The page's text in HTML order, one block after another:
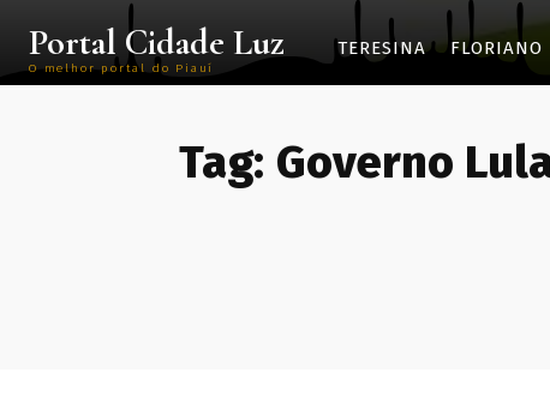
Portal Cidade Luz
O melhor portal do Piauí
TERESINA FLORIANO
Tag: Governo